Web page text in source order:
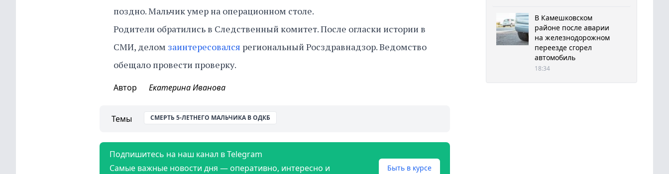
поздно. Мальчик умер на операционном столе.
Родители обратились в Следственный комитет. После огласки истории в
СМИ, делом заинтересовался региональный Росздравнадзор. Ведомство
обещало провести проверку.
Автор Екатерина Иванова
Темы СМЕРТЬ 5-ЛЕТНЕГО МАЛЬЧИКА В ОДКБ
Подпишитесь на наш канал в Telegram
Самые важные новости дня — оперативно, интересно и
Быть в курсе
В Камешковском
районе после аварии
на железнодорожном
переезде сгорел
автомобиль
18:34